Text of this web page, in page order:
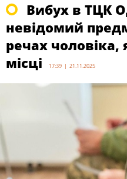
Вибух в ТЦК
невідомий
речах чоловіка,
місці
17:39 | 21.11.2025